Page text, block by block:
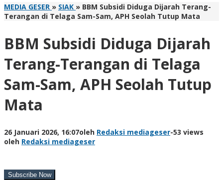
MEDIA GESER » SIAK » BBM Subsidi Diduga Dijarah Terang-
Terangan di Telaga Sam-Sam, APH Seolah Tutup Mata
BBM Subsidi Diduga Dijarah
Terang-Terangan di Telaga
Sam-Sam, APH Seolah Tutup
Mata
26 Januari 2026, 16:07oleh Redaksi mediageser-53 views
oleh Redaksi mediageser